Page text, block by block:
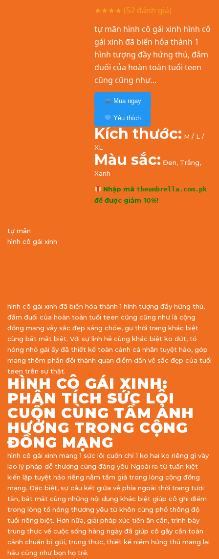
★★★★ (52 đánh giá)
tự mãn hình cô gái xinh hình cô
gái xinh đã biến hóa thành 1
hình tượng đầy hứng thú, đắm
đuối của hoàn toàn tuổi teen
cũng cũng như...
Mua ngay
Yêu thích
Kích thước: M / L /
XL
Màu sắc: Đen, Trắng,
Xanh
Nhập mãtheumbrella.com.pk
để được giảm 10%!
tự mãn
hình cô gái xinh
hình cô gái xinh đã biến hóa thành 1 hình tượng đầy hứng thú,
đắm đuối của hoàn toàn tuổi teen cũng cũng như là cộng
đồng mạng vày sắc đẹp sáng chóe, gu thời trang khác biệt
cùng bắt mắt biệt. Với sự linh hễ cùng khác biệt ko dứt, tổ
nóng nhỏ gái ấy đã thiết kế toàn cảnh cá nhân tuyệt hảo, góp
mang thêm phần đổi thành quan điểm dấn về sắc đẹp của tuổi
teen trên sự thật.
HÌNH CÔ GÁI XINH:
PHÂN TÍCH SỨC LÔI
CUỐN CÙNG TẦM ẢNH
HƯỞNG TRONG CỘNG
ĐỒNG MẠNG
hình cô gái xinh mang 1 sức lôi cuốn chỉ 1 ko hai ko riêng gì vày
lao lý pháp dễ thương cùng đáng yêu Ngoài ra từ tuấn kiệt
kiến lập tuyệt hảo riêng nằm tầm giá trong lòng cộng đồng
mạng. Đặc biệt, sự câu kết giữa vẻ phía ngoài thời trang tươi
tắn, bắt mắt cùng những nội dung khác biệt giúp cô ghi điểm
trong lòng tổ nóng thương yêu từ khôn cùng phổ thông độ
tuổi riêng biệt. Hơn nữa, giải pháp xúc tiến ân cần, trình bày
trung thực về cuộc sống hàng ngày đã giúp cô gây cần toàn
cảnh chuẩn bị gũi, trung thực, thiết kế niềm hứng thú mang lại
hầu cũng như bọn họ trẻ.